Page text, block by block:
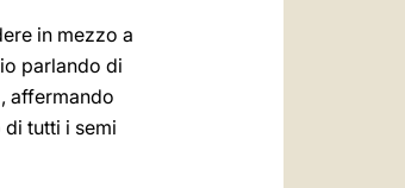
in mezzo a
parlando di
affermando
di tutti i semi